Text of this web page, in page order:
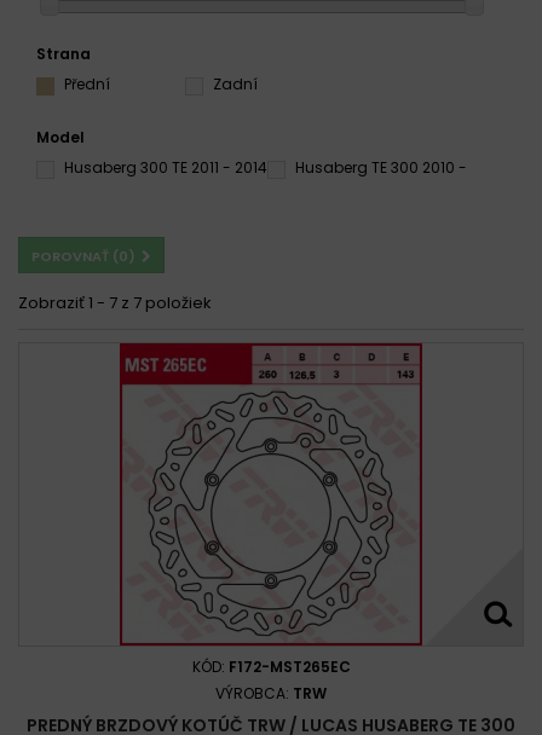
Strana
Přední
Zadní
Model
Husaberg 300 TE 2011 - 2014
Husaberg TE 300 2010 -
POROVNAŤ (0)
Zobraziť 1 - 7 z 7 položiek
KÓD: F172-MST265EC
VÝROBCA: TRW
PREDNÝ BRZDOVÝ KOTÚČ TRW / LUCAS HUSABERG TE 300